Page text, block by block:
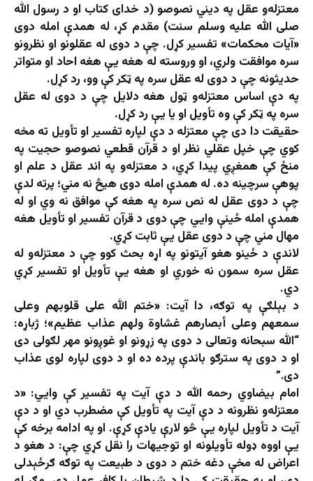
معتزله‌و عقل په دیني نصوصو (د خدای کتاب او د رسول الله
صلی الله علیه وسلم سنت) مقدم کړ، له همدې امله دوی
«آيات محکمات» تفسیر کړل. چې د دوی له عقلونو او نظرونو
سره موافقت ولري، او وروسته له هغه يې هغه احاد او متواتر‌
حدیثونه چې د دوی له عقل سره په ټکر کې وو، رد کړل.
په دې اساس معتزله‌و ټول هغه دلایل چې د دوی له عقل
سره په ټکر کې وه تأويل او یا یې رد کړل.
حقیقت دا دی چې معتزله د دې لپاره تفسیر او تأويل ته مخه
کوي چې خپل عقلي نظر او د قرآن قطعي نصوصو حجيت په
منځ کې همغږي پیدا کړي، د معتزله‌و په اند عقل د علم او
پوهې سرچینه ده. له همدې امله دوی هیڅ نه مني؛ پرته لدې
چې د دوی عقل له نص سره په هغه کې موافق نه وي او له
همدې امله ځینې وايي چې دوی د قرآن تفسیر او تأويل هغه
مهال مني چې د دوی عقل یې ثابت کړي.
لاندې د ځينو هغو آيتونو په اړه بحث کوو چې د معتزله‌و له
عقل سره سمون نه خوري او هغه يې تأويل او تفسير کړي
دي.
د بېلګې په توګه، دا آیت: «ختم الله علی قلوبهم وعلی
سمعهم وعلی أبصارهم غشاوة ولهم عذاب عظیم»؛ ژباړه:
“الله سبحانه وتعالی د دوی په زړونو او غوږونو مهر لګولی دی
او د دوی په سترګو باندې پرده ده او د دوی لپاره لوی عذاب
دی.”
امام بیضاوي رحمه الله د دې آیت په تفسیر کې وايي: «د
معتزله‌و نظرونه د دې آیت په تأويل کې مضطرب دي او د دې
آیت د تأويل لپاره یې څو لارې یادې کړې. او په ادامه برخه کې
يې اووه ډوله تأويلونه او توجيهات را نقل کړي چې: د هغو د
اعراض له مخې دغه ختم د دوی د طبيعت په توګه ګرځېدلی